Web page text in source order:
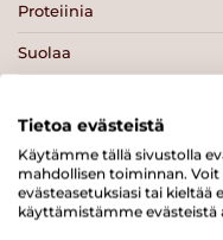
Proteiinia
Suolaa
Tulosta sivu
Tietoa evästeistä
Käytämme tällä sivustolla
mahdollisen toiminnan.
evästeasetuksiasi tai kieltää
käyttämistämme evästeistä